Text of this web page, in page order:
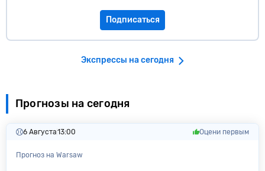
Подписаться
Экспрессы на сегодня
Прогнозы на сегодня
6 Августа13:00 Оцени первым
Прогноз на Warsaw